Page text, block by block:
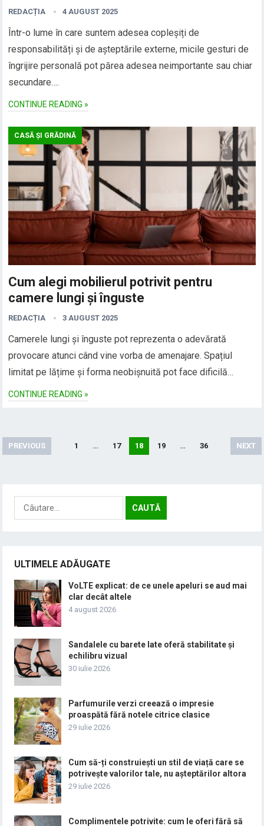
REDACȚIA 4 AUGUST 2025
Într-o lume în care suntem adesea copleșiți de
responsabilități și de așteptările externe, micile gesturi de
îngrijire personală pot părea adesea neimportante sau chiar
secundare….
CONTINUE READING »
CASĂ ȘI GRĂDINĂ
Cum alegi mobilierul potrivit pentru
camere lungi și înguste
REDACȚIA 3 AUGUST 2025
Camerele lungi și înguste pot reprezenta o adevărată
provocare atunci când vine vorba de amenajare. Spațiul
limitat pe lățime și forma neobișnuită pot face dificilă…
CONTINUE READING »
Paginație
articole
PREVIOUS 1 … 17 18 19 … 36 NEXT
Caută
după:
ULTIMELE ADĂUGATE
VoLTE explicat: de ce unele apeluri se aud mai
clar decât altele
4 august 2026
Sandalele cu barete late oferă stabilitate și
echilibru vizual
30 iulie 2026
Parfumurile verzi creează o impresie
proaspătă fără notele citrice clasice
29 iulie 2026
Cum să-ți construiești un stil de viață care se
potrivește valorilor tale, nu așteptărilor altora
29 iulie 2026
Complimentele potrivite: cum le oferi fără să